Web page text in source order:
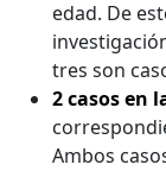
edad. De
tres son
2 casos en
Ambos